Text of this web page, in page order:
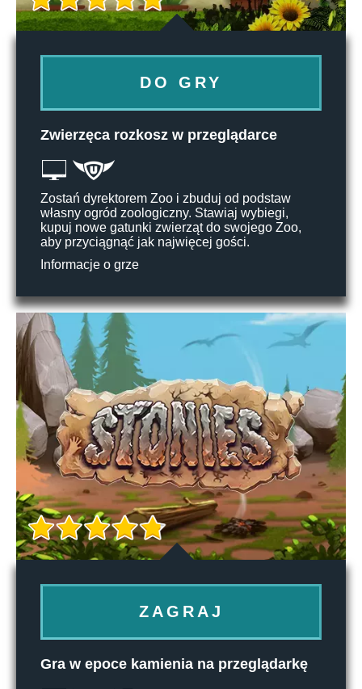
DO GRY
Zwierzęca rozkosz w przeglądarce
Zostań dyrektorem Zoo i zbuduj od podstaw
własny ogród zoologiczny. Stawiaj wybiegi,
kupuj nowe gatunki zwierząt do swojego Zoo,
aby przyciągnąć jak najwięcej gości.
Informacje o grze
ZAGRAJ
Gra w epoce kamienia na przeglądarkę